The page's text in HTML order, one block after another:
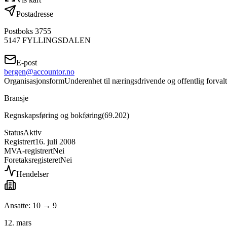
Postadresse
Postboks 3755
5147 FYLLINGSDALEN
E-post
bergen@accountor.no
OrganisasjonsformUnderenhet til næringsdrivende og offentlig
Bransje
Regnskapsføring og bokføring(69.202)
StatusAktiv
Registrert16. juli 2008
MVA-registrertNei
ForetaksregisteretNei
Hendelser
Ansatte: 10 → 9
12. mars